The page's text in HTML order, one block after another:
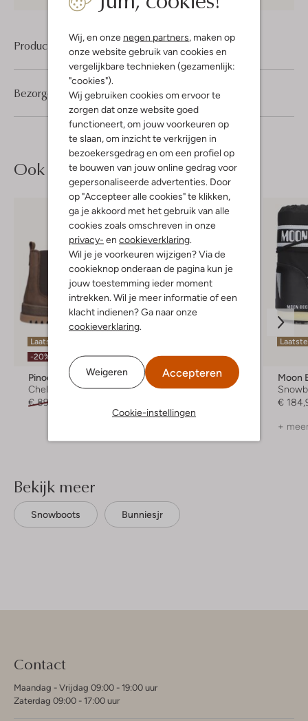
Wij, en onze negen partners , maken op
onze website gebruik van cookies en
vergelijkbare technieken (gezamenlijk:
"cookies").
Wij gebruiken cookies om ervoor te
zorgen dat onze website goed
functioneert, om jouw voorkeuren op
te slaan, om inzicht te verkrijgen in
bezoekersgedrag en om een profiel op
te bouwen van jouw online gedrag voor
gepersonaliseerde advertenties. Door
op "Accepteer alle cookies" te klikken,
ga je akkoord met het gebruik van alle
cookies zoals omschreven in onze
privacy- en cookieverklaring
Wil je je voorkeuren wijzigen? Via de
cookieknop onderaan de pagina kun je
jouw toestemming ieder moment
intrekken. Wil je meer informatie of een
klacht indienen? Ga naar onze
cookieverklaring
Weigeren Accepteren
Cookie-instellingen
Product informatie
Bezorgen & retourneren
Ook iets voor jou?
Laatste item
-20%
Pinocchio
Chelsea boots
€ 89,95
Moon Boot
Snowboots
Moon
€
+
Bekijk meer
Snowboots Bunniesjr
Contact
Maandag - Vrijdag 09:00 - 19:00 uur
Zaterdag 09:00 - 17:00 uur